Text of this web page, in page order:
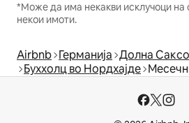
*Може да има некакви исклучоци на
некои имоти.
Airbnb Германија Долна
Буххолц во Нордхајде